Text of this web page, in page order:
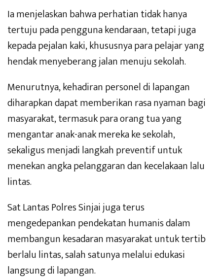
Ia menjelaskan bahwa perhatian tidak hanya
tertuju pada pengguna kendaraan, tetapi juga
kepada pejalan kaki, khususnya para pelajar yang
hendak menyeberang jalan menuju sekolah.
Menurutnya, kehadiran personel di lapangan
diharapkan dapat memberikan rasa nyaman bagi
masyarakat, termasuk para orang tua yang
mengantar anak-anak mereka ke sekolah,
sekaligus menjadi langkah preventif untuk
menekan angka pelanggaran dan kecelakaan lalu
lintas.
Sat Lantas Polres Sinjai juga terus
mengedepankan pendekatan humanis dalam
membangun kesadaran masyarakat untuk tertib
berlalu lintas, salah satunya melalui edukasi
langsung di lapangan.